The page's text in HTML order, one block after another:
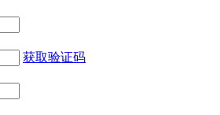
获取验证码